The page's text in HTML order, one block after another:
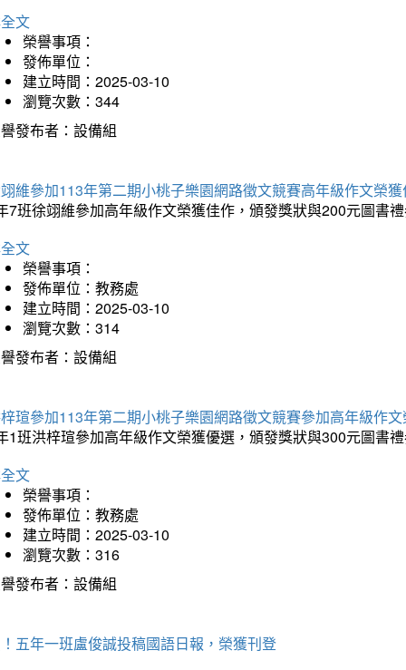
文
榮譽事項：
發佈單位：
建立時間：2025-03-10
瀏覽次數：344
發布者：設備組
維參加113年第二期小桃子樂園網路徵文競賽高年級作文榮
7班徐翊維參加高年級作文榮獲佳作，頒發獎狀與200元圖書
文
榮譽事項：
發佈單位：教務處
建立時間：2025-03-10
瀏覽次數：314
發布者：設備組
瑄參加113年第二期小桃子樂園網路徵文競賽參加高年級作
1班洪梓瑄參加高年級作文榮獲優選，頒發獎狀與300元圖書
文
榮譽事項：
發佈單位：教務處
建立時間：2025-03-10
瀏覽次數：316
發布者：設備組
五年一班盧俊誠投稿國語日報，榮獲刊登